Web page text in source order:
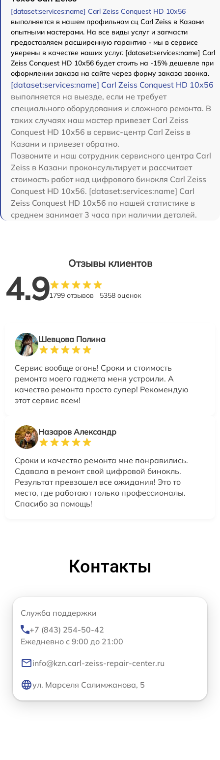
[dataset:services:name] Carl Zeiss Conquest HD 10x56
выполняется в нашем профильном сц Carl Zeiss в Казани
опытными мастерами. На все виды услуг и запчасти
предоставляем расширенную гарантию - мы в сервисе
уверены в качестве наших услуг. [dataset:services:name] Carl
Zeiss Conquest HD 10x56 будет стоить на -15% дешевле при
оформлении заказа на сайте через форму заказа звонка.
[dataset:services:name] Carl Zeiss Conquest HD 10x56
выполняется на выезде, если не требует
специального оборудования и сложного ремонта. В
таких случаях наш мастер привезет Carl Zeiss
Conquest HD 10x56 в сервис-центр Carl Zeiss в
Казани и привезет обратно.
Позвоните и наш сотрудник сервисного центра Carl
Zeiss в Казани проконсультирует и рассчитает
стоимость работ над цифрового бинокля Carl Zeiss
Conquest HD 10x56. [dataset:services:name] Carl
Zeiss Conquest HD 10x56 по нашей статистике в
среднем занимает 3 часа при наличии деталей.
Отзывы клиентов
4.91799 отзывов 5358 оценок
Шевцова Полина
Сервис вообще огонь! Сроки и стоимость
ремонта моего гаджета меня устроили. А
качество ремонта просто супер! Рекомендую
этот сервис всем!
Назаров Александр
Сроки и качество ремонта мне понравились.
Сдавала в ремонт свой цифровой бинокль.
Результат превзошел все ожидания! Это то
место, где работают только профессионалы.
Спасибо за помощь!
Контакты
Служба поддержки
+7 (843) 254-50-42
Ежедневно с 9:00 до 21:00
info@kzn.carl-zeiss-repair-center.ru
ул. Марселя Салимжанова, 5